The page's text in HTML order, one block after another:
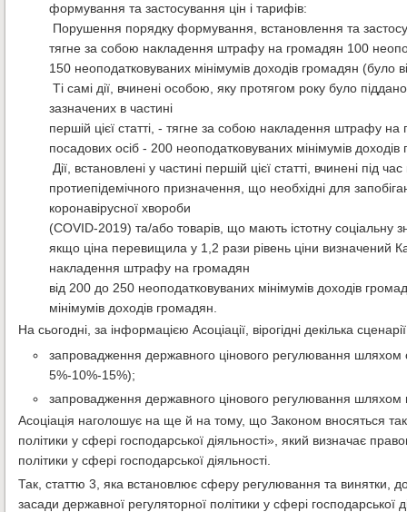
формування та застосування цін і тарифів:
 Порушення порядку формування, встановлення та
тягне за собою накладення штрафу на громадян 100
150 неоподатковуваних мінімумів доходів громадян (було
 Ті самі дії, вчинені особою, яку протягом року було
зазначених в частині
першій цієї статті, - тягне за собою накладення штрафу
посадових осіб - 200 неоподатковуваних мінімумів
 Дії, встановлені у частині першій цієї статті, вчинені
протиепідемічного призначення, що необхідні для
коронавірусної хвороби
(COVID-2019) та/або товарів, що мають істотну соціальну
якщо ціна перевищила у 1,2 рази рівень ціни визначений
накладення штрафу на громадян
від 200 до 250 неоподатковуваних мінімумів доходів
мінімумів доходів громадян.
На сьогодні, за інформацією Асоціації, вірогідні декілька
запровадження державного цінового регулювання
5%-10%-15%);
запровадження державного цінового регулювання шляхом
Асоціація наголошує на ще й на тому, що Законом вносяться
політики у сфері господарської діяльності», який визначає
політики у сфері господарської діяльності.
Так, статтю 3, яка встановлює сферу регулювання та винятки,
засади державної регуляторної політики у сфері господарської